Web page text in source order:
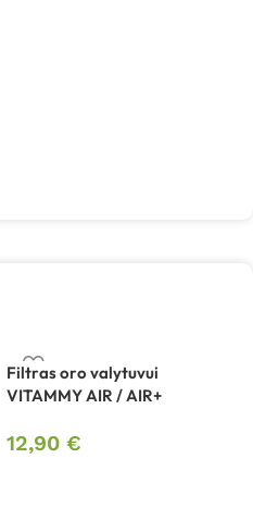
Filtras oro valytuvui
VITAMMY AIR / AIR+
12,90 €